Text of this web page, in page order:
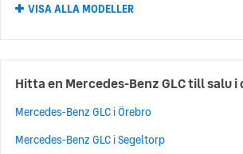
Mercedes-Benz AMG (616)
Mercedes-Benz B (465)
Mercedes-Benz GLA (424)
Mercedes-Benz GLB (422)
Mercedes-Benz S (409)
Mercedes-Benz V (290)
VISA ALLA MODELLER
Hitta en Mercedes-Benz GLC till salu i
Mercedes-Benz GLC i Örebro
Mercedes-Benz GLC i Segeltorp